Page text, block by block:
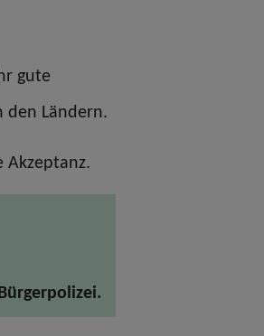
gute
den Ländern.
Akzeptanz.